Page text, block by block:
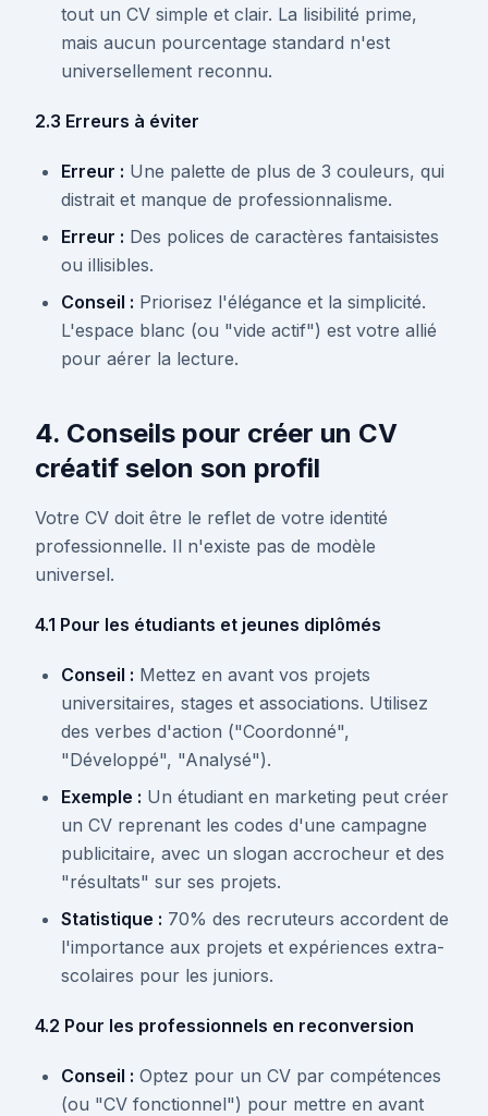
tout un CV simple et clair. La lisibilité prime,
mais aucun pourcentage standard n'est
universellement reconnu.
2.3 Erreurs à éviter
Erreur : Une palette de plus de 3 couleurs, qui
distrait et manque de professionnalisme.
Erreur : Des polices de caractères fantaisistes
ou illisibles.
Conseil : Priorisez l'élégance et la simplicité.
L'espace blanc (ou "vide actif") est votre allié
pour aérer la lecture.
4. Conseils pour créer un CV
créatif selon son profil
Votre CV doit être le reflet de votre identité
professionnelle. Il n'existe pas de modèle
universel.
4.1 Pour les étudiants et jeunes diplômés
Conseil : Mettez en avant vos projets
universitaires, stages et associations. Utilisez
des verbes d'action ("Coordonné",
"Développé", "Analysé").
Exemple : Un étudiant en marketing peut créer
un CV reprenant les codes d'une campagne
publicitaire, avec un slogan accrocheur et des
"résultats" sur ses projets.
Statistique : 70% des recruteurs accordent de
l'importance aux projets et expériences extra-
scolaires pour les juniors.
4.2 Pour les professionnels en reconversion
Conseil : Optez pour un CV par compétences
(ou "CV fonctionnel") pour mettre en avant